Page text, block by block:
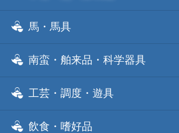
馬・馬具
南蛮・舶来品・科学器具
工芸・調度・遊具
飲食・嗜好品